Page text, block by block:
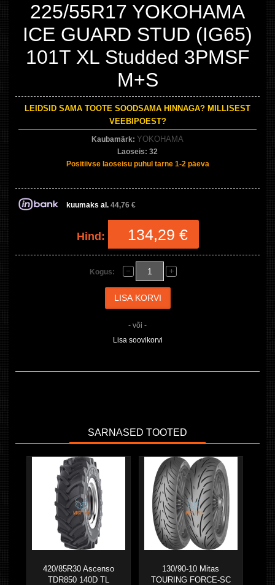
225/55R17 YOKOHAMA
ICE GUARD STUD (IG65)
101T XL Studded 3PMSF
M+S
LEIDSID SAMA TOOTE SOODSAMA HINNAGA? MILLISEST
VEEBIPOEST?
Kaubamärk: YOKOHAMA
Laoseis: 32
Positiivse laoseisu puhul tarne 1-2 päeva
kuumaks al. 44,76 €
Hind: 134,29 €
Kogus:
- või -
Lisa soovikorvi
SARNASED TOOTED
420/85R30 Ascenso
TDR850 140D TL
130/90-10 Mitas
TOURING FORCE-SC